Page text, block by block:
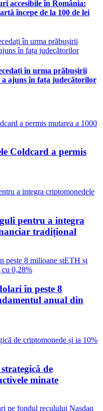
accesibile în România:
începe de la 100 de lei
în urma prăbușirii
ajuns în fața judecătorilor
Coldcard a permis
pentru a integra
tradițional
în peste 8
anual din
de
minate